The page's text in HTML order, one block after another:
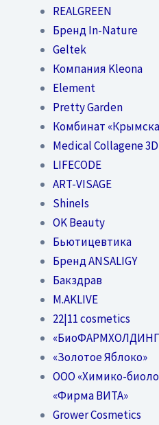
REALGREEN
Бренд In-Nature
Geltek
Компания Kleona
Element
Pretty Garden
Комбинат
Medical Collagene 3D
LIFECODE
ART-VISAGE
ShineIs
OK Beauty
Бьютицевтика
Бренд ANSALIGY
Бакздрав
M.AKLIVE
22|11 cosmetics
«Золотое Яблоко»
OOO «Химико-
«Фирма ВИТА»
Grower Cosmetics